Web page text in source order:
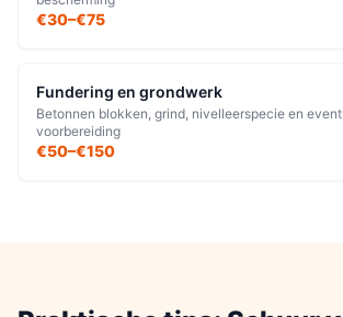
€30–€75
Fundering en grondwerk
Betonnen blokken, grind, nivelleerspecie en
voorbereiding
€50–€150